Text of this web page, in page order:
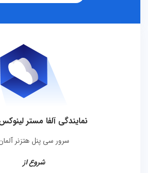
نمایندگی آلفا مستر
سرور سی پنل هتزنر
شروع از